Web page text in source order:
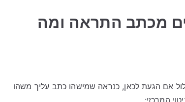
מכתב התראה ומה
אם הגעת לכאן, כנראה שמישהו כתב עליך משהו
המרכזי:…